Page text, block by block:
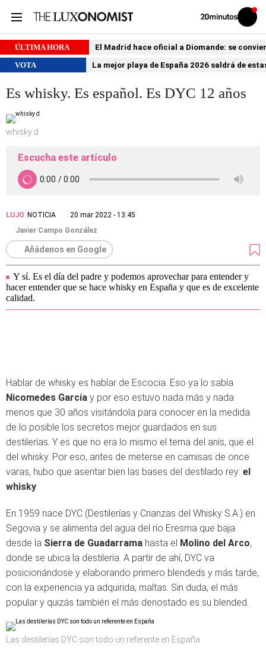
Volver
Iniciar
sesión
ÚLTIMA HORA
El Madrid hace oficial a Diomande: se
VOTA
La mejor playa de España 2026 saldrá de
Es whisky. Es español. Es DYC 12 años
whisky d
Escucha este artículo
LUJO NOTICIA
20 mar 2022 - 13:45
Javier Campo González
Añádenos en Google
Y sí. Es el día del padre y podemos aprovechar para entender y
hacer entender que se hace whisky en España y que es de excelente
calidad.
Hablar de whisky es hablar de Escocia. Eso ya lo sabía
Nicomedes García y por eso estuvo nada más y nada
menos que 30 años visitándola para conocer en la medida
de lo posible los secretos mejor guardados en sus
destilerías. Y es que no era lo mismo el tema del anís, que el
del whisky. Por eso, antes de meterse en camisas de once
varas, hubo que asentar bien las bases del destilado rey: el
whisky.
En 1959 nace DYC (Destilerías y Crianzas del Whisky S.A.) en
Segovia y se alimenta del agua del río Eresma que baja
desde la Sierra de Guadarrama hasta el Molino del Arco,
donde se ubica la destilería. A partir de ahí, DYC va
posicionándose y elaborando primero blendeds y más tarde,
con la experiencia ya adquirida, maltas. Sin duda, el más
popular y quizás también el más denostado es su blended.
Las destilerías DYC son todo un referente en España